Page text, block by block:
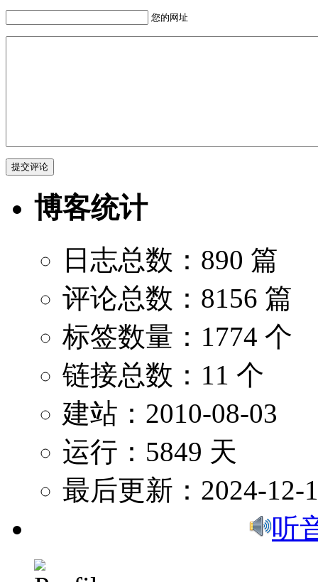
您的网址
博客统计
日志总数：890 篇
评论总数：8156 篇
标签数量：1774 个
链接总数：11 个
建站：2010-08-03
运行：5849 天
最后更新：2024-12-
听